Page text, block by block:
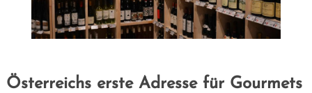
Österreichs erste Adresse für Gourmets